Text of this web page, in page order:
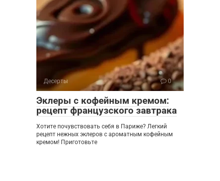
Десерты 0
Эклеры с кофейным кремом:
рецепт французского завтрака
Хотите почувствовать себя в Париже? Легкий
рецепт нежных эклеров с ароматным кофейным
кремом! Приготовьте